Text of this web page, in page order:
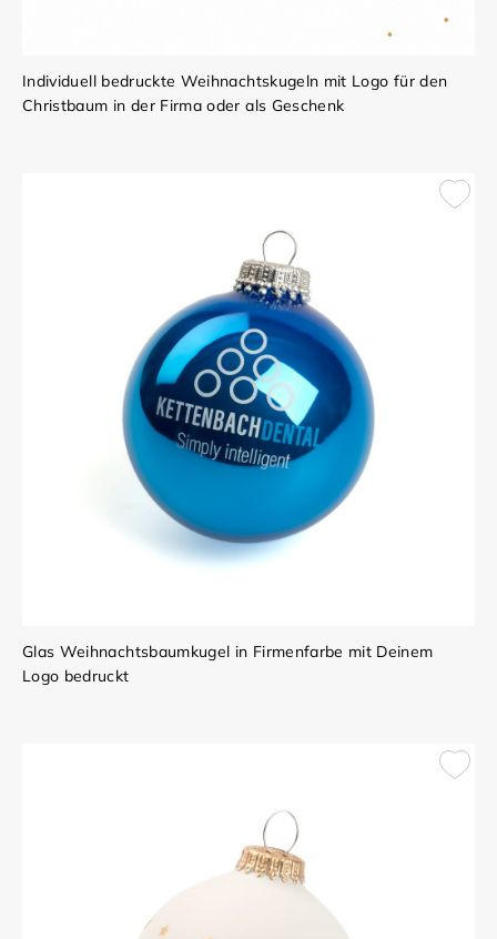
Individuell bedruckte Weihnachtskugeln mit Logo für den
Christbaum in der Firma oder als Geschenk
Glas Weihnachtsbaumkugel in Firmenfarbe mit Deinem
Logo bedruckt